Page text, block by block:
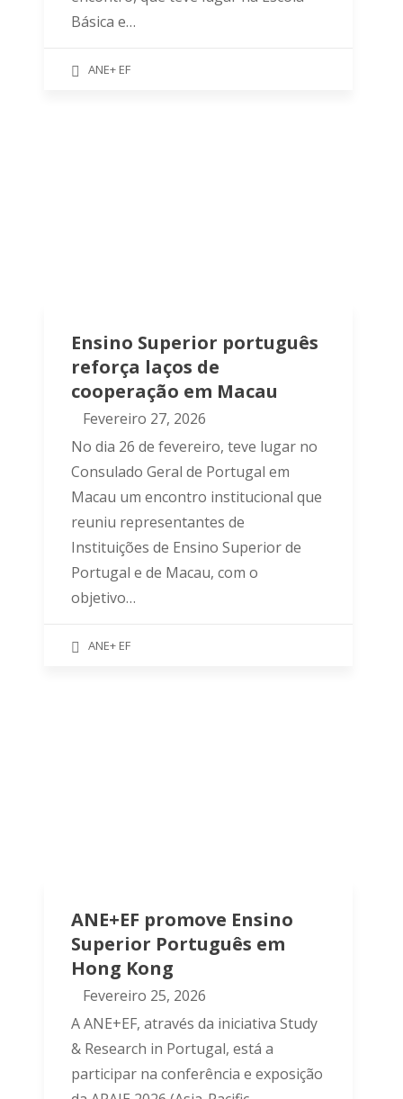
Básica e…
ANE+ EF
Ensino Superior português
reforça laços de
cooperação em Macau
Fevereiro 27, 2026
No dia 26 de fevereiro, teve lugar no
Consulado Geral de Portugal em
Macau um encontro institucional que
reuniu representantes de
Instituições de Ensino Superior de
Portugal e de Macau, com o
objetivo…
ANE+ EF
ANE+EF promove Ensino
Superior Português em
Hong Kong
Fevereiro 25, 2026
A ANE+EF, através da iniciativa Study
& Research in Portugal, está a
participar na conferência e exposição